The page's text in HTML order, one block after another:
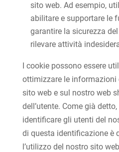
sito web. Ad esempio,
abilitare e supportare le
garantire la sicurezza
rilevare attività
I cookie possono essere
ottimizzare le informazioni
sito web e sul nostro web
dell’utente. Come già
identificare gli utenti del
di questa identificazione è
l’utilizzo del nostro sito